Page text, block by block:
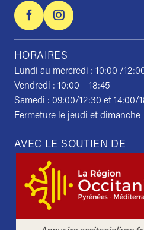
HORAIRES
Lundi au mercredi : 10:00 /
Vendredi : 10:00 – 18:45
Samedi : 09:00/12:30 et 14:00/
Fermeture le jeudi et dimanche
AVEC LE SOUTIEN DE